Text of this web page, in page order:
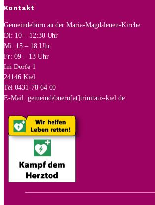
Kontakt
Gemeindebüro an der Maria-Magdalenen-Kirche
Di: 10 – 12:30 Uhr
Mi: 15 – 18 Uhr
Fr: 09 – 13 Uhr
Im Dorfe 1
24146 Kiel
Tel 0431-78 64 00
E-Mail: gemeindebuero[at]trinitatis-kiel.de